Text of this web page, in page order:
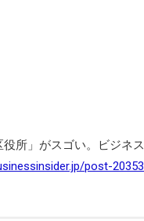
所」がスゴい。ビジネ
post-